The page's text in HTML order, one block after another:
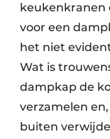
keukenkranen
voor een
het niet
Wat is
dampkap de
verzamelen
buiten